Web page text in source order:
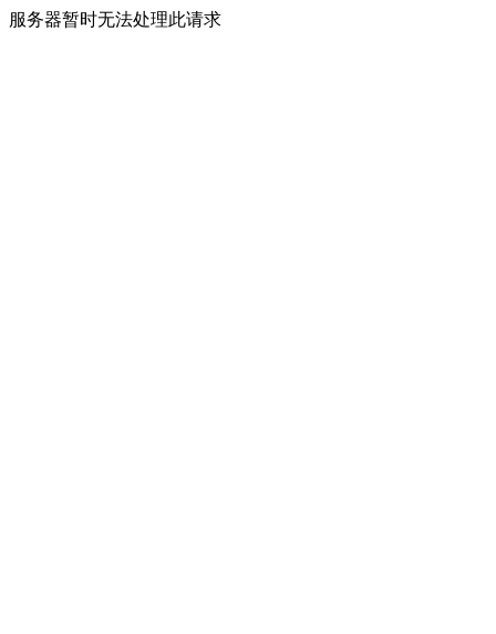
服务器暂时无法处理此请求